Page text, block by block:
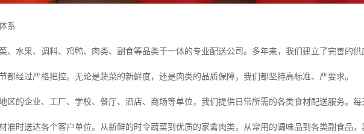
系
、水果、调料、鸡鸭、肉类、副食等品类于一体的专业配送公司。多年来，我们建立了完善的
都经过严格把控。无论是蔬菜的新鲜度，还是肉类的品质保障，我们都坚持高标准、严要求。
区的企业、工厂、学校、餐厅、酒店、商场等单位，我们提供日常所需的各类食材配送服务。
准时送达各个客户单位。从新鲜的时令蔬菜到优质的家禽肉类，从常用的调味品到各类副食品